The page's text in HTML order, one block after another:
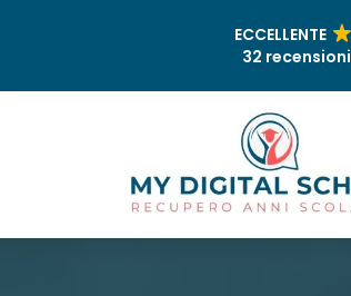
ECCELLENTE
32 recensioni